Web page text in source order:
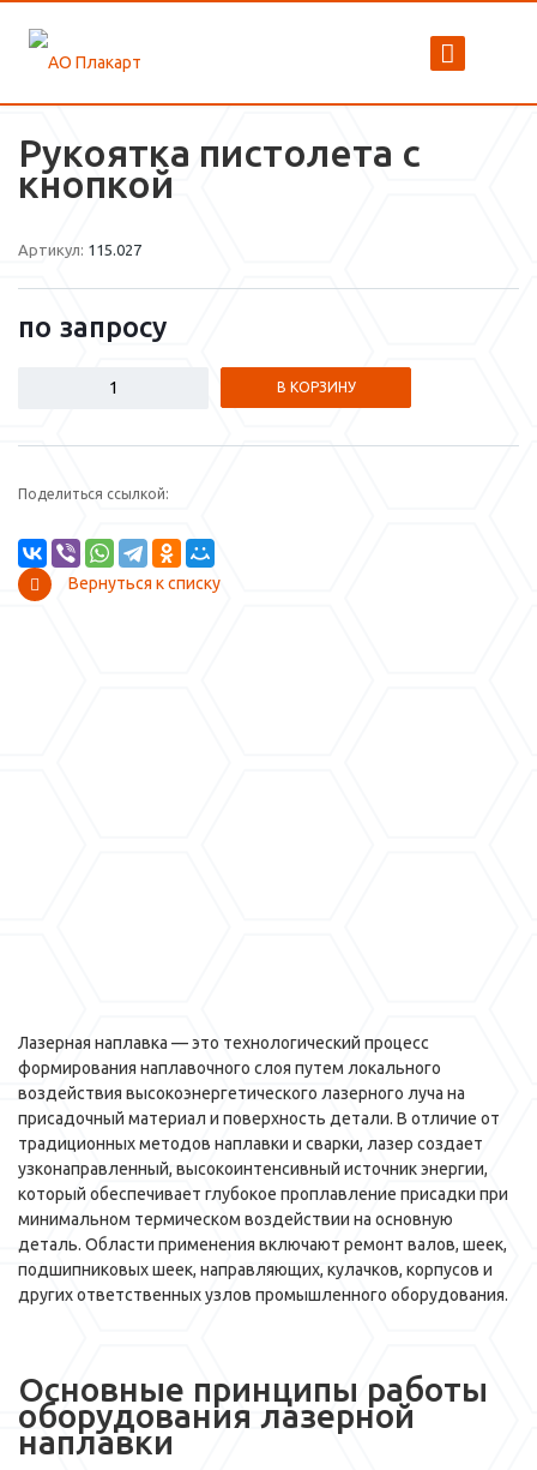
Рукоятка пистолета с
кнопкой
Артикул: 115.027
по запросу
В КОРЗИНУ
Поделиться ссылкой:
Вернуться к списку
Лазерная наплавка — это технологический процесс
формирования наплавочного слоя путем локального
воздействия высокоэнергетического лазерного луча на
присадочный материал и поверхность детали. В отличие от
традиционных методов наплавки и сварки, лазер создает
узконаправленный, высокоинтенсивный источник энергии,
который обеспечивает глубокое проплавление присадки при
минимальном термическом воздействии на основную
деталь. Области применения включают ремонт валов, шеек,
подшипниковых шеек, направляющих, кулачков, корпусов и
других ответственных узлов промышленного оборудования.
Основные принципы работы
оборудования лазерной
наплавки